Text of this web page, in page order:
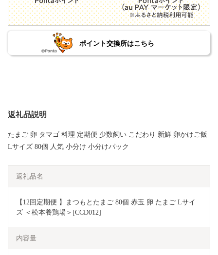
ポイント交換所はこちら
返礼品説明
たまご 卵 タマゴ 料理 定期便 少数飼い こだわり 新鮮 卵かけご飯
Lサイズ 80個 人気 小分け 小分けパック
返礼品名
【12回定期便 】まつもとたまご 80個 赤玉 卵 たまご Lサイ
ズ ＜松本養鶏場＞[CCD012]
内容量